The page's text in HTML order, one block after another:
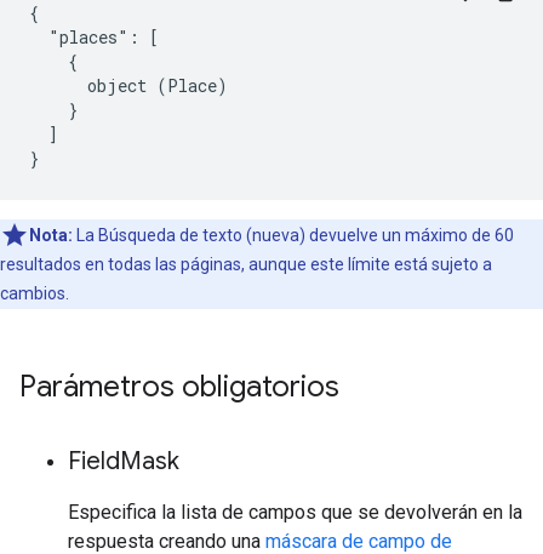
{
  "places": [
    {
      object (Place)
    }
  ]
}
Nota: La Búsqueda de texto (nueva) devuelve un máximo de 60
resultados en todas las páginas, aunque este límite está sujeto a
cambios.
Parámetros obligatorios
FieldMask
Especifica la lista de campos que se devolverán en la
respuesta creando una máscara de campo de